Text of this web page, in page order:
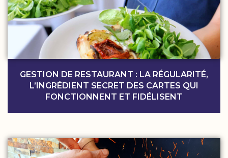
GESTION DE RESTAURANT : LA RÉGULARITÉ,
L’INGRÉDIENT SECRET DES CARTES QUI
FONCTIONNENT ET FIDÉLISENT